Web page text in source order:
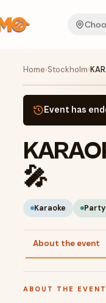
Home›Stockholm›
Event has
🎤
Karaoke
About the event
ABOUT THE EVENT